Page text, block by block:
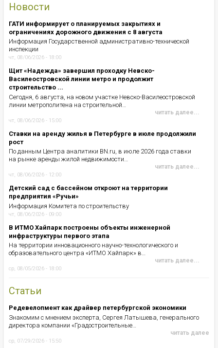
Новости
ГАТИ информирует о планируемых закрытиях и
ограничениях дорожного движения с 8 августа
Информация Государственной административно-технической
инспекции
чт, 08/06/2026 - 18:00
Щит «Надежда» завершил проходку Невско-
Василеостровской линии метро и продолжит
строительство ...
Сегодня, 6 августа, на новом участке Невско-Василеостровской
линии метрополитена на строительной…
читать далее...
чт, 08/06/2026 - 15:00
Ставки на аренду жилья в Петербурге в июле продолжили
рост
По данным Центра аналитики BN.ru, в июле 2026 года ставки
на рынке аренды жилой недвижимости…
читать далее...
чт, 08/06/2026 - 12:00
Детский сад с бассейном откроют на территории
предприятия «Ручьи»
Информация Комитета по строительству
чт, 08/06/2026 - 09:00
В ИТМО Хайпарк построены объекты инженерной
инфраструктуры первого этапа
На территории инновационного научно-технологического и
образовательного центра «ИТМО Хайпарк» в…
читать далее...
ср, 08/05/2026 - 18:00
Статьи
Редевелопмент как драйвер петербургской экономики
Знакомим с мнением эксперта, Сергея Латышева, генерального
директора компании «Градостроительные…
читать далее
ср, 07/29/2026 - 15:50